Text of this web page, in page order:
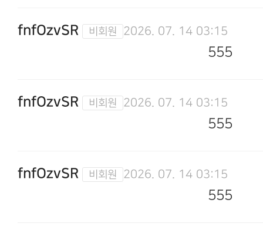
fnfOzvSR 2026. 07. 14 03:15
555
fnfOzvSR 2026. 07. 14 03:15
555
fnfOzvSR 2026. 07. 14 03:15
555